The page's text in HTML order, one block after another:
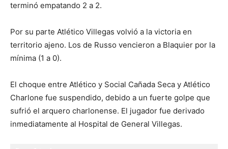
terminó empatando 2 a 2.
Por su parte Atlético Villegas volvió a la victoria en
territorio ajeno. Los de Russo vencieron a Blaquier por la
mínima (1 a 0).
El choque entre Atlético y Social Cañada Seca y Atlético
Charlone fue suspendido, debido a un fuerte golpe que
sufrió el arquero charlonense. El jugador fue derivado
inmediatamente al Hospital de General Villegas.